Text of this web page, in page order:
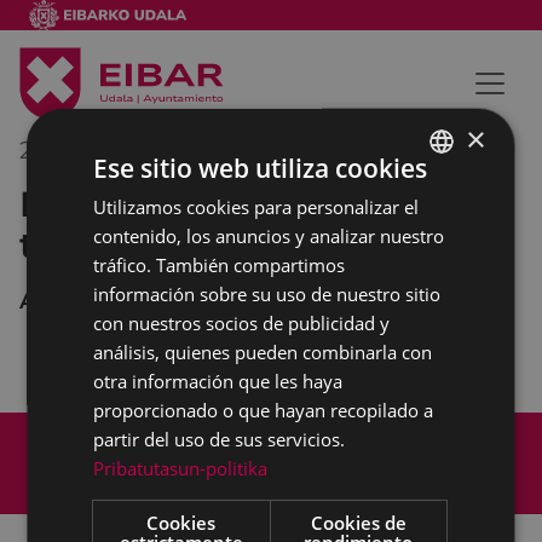
21/12/2018
Lunch con representantes y
trabajadores/as municipales
Ayuntamiento de Eibar
Mapa del Sitio
Aviso legal
Política de cookies
Accesibilidad
BASQUE
SPANISH
×
Ese sitio web utiliza cookies
Utilizamos cookies para personalizar el
contenido, los anuncios y analizar nuestro
tráfico. También compartimos
información sobre su uso de nuestro sitio
con nuestros socios de publicidad y
análisis, quienes pueden combinarla con
otra información que les haya
proporcionado o que hayan recopilado a
partir del uso de sus servicios.
Pribatutasun-politika
Cookies
Cookies de